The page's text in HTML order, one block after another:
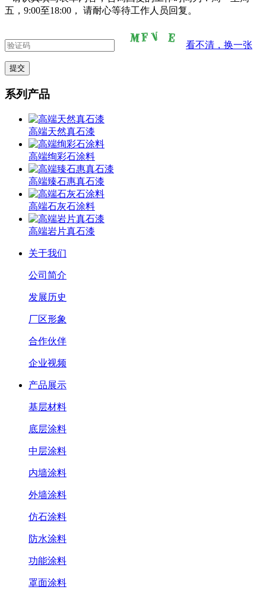
五，9:00至18:00， 请耐心等待工作人员回复。
看不清，换一张
系列产品
高端天然真石漆
高端绚彩石涂料
高端臻石惠真石漆
高端石灰石涂料
高端岩片真石漆
关于我们
公司简介
发展历史
厂区形象
合作伙伴
企业视频
产品展示
基层材料
底层涂料
中层涂料
内墙涂料
外墙涂料
仿石涂料
防水涂料
功能涂料
罩面涂料